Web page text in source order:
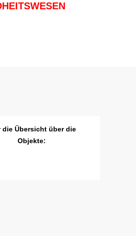
die Übersicht über die
Objekte: